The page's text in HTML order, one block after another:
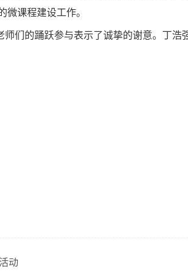
课程建设工作。
们的踊跃参与表示了诚挚的谢意。丁浩
动